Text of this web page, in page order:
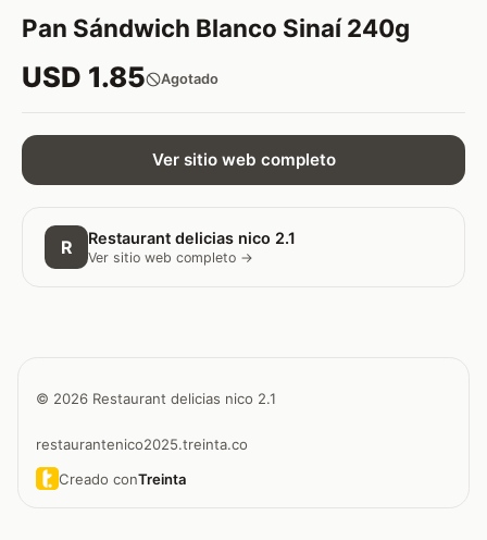
Pan Sándwich Blanco Sinaí 240g
USD 1.85 Agotado
Ver sitio web completo
R Restaurant delicias nico 2.1
Ver sitio web completo →
© 2026 Restaurant delicias nico 2.1
restaurantenico2025.treinta.co
Creado conTreinta